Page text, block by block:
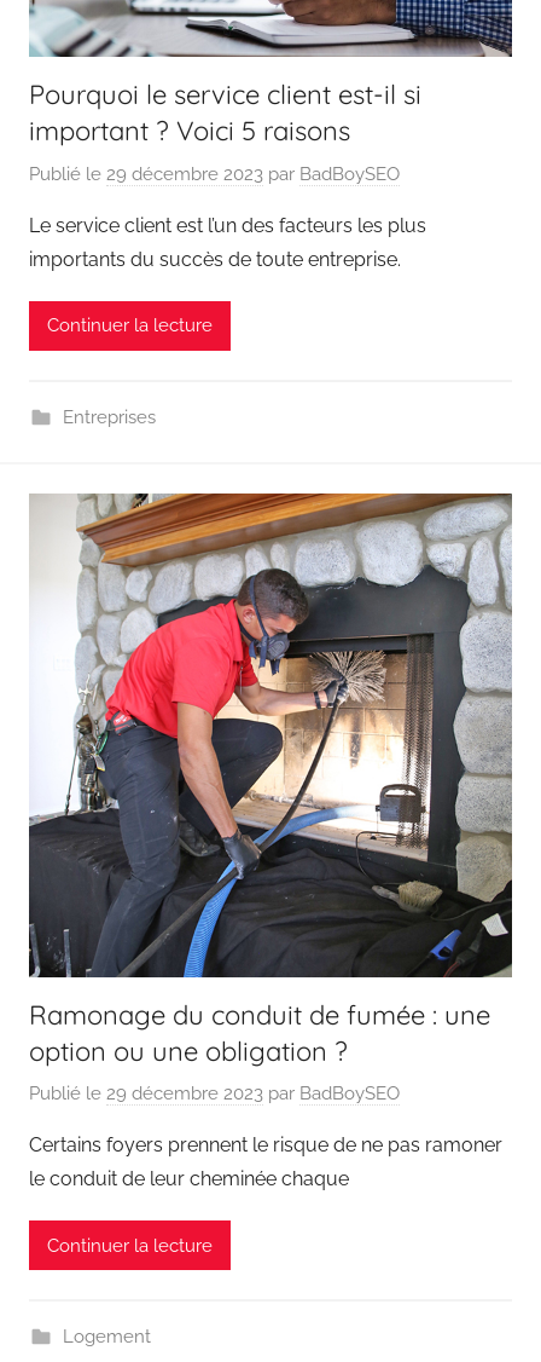
Pourquoi le service client est-il si
important ? Voici 5 raisons
Publié le 29 décembre 2023 par BadBoySEO
Le service client est l’un des facteurs les plus
importants du succès de toute entreprise.
Continuer la lecture
Entreprises
Ramonage du conduit de fumée : une
option ou une obligation ?
Publié le 29 décembre 2023 par BadBoySEO
Certains foyers prennent le risque de ne pas ramoner
le conduit de leur cheminée chaque
Continuer la lecture
Logement